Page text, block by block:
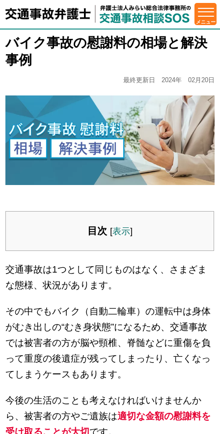
バイク事故の慰謝料の相場と解決
事例
最終更新日 2024年 02月20日
目次 [表示]
交通事故は1つとして同じものはなく、さまざま
な態様、状況があります。
その中でもバイク（自動二輪車）の運転中は身体
がむき出しの“むき身状態”になるため、交通事故
では被害者の方が脳や頸椎、脊髄などに重傷を負
って重度の後遺症が残ってしまったり、亡くなっ
てしまうケースもあります。
今後の生活のことも考えなければいけませんか
ら、被害者の方やご遺族は適切な金額の慰謝料を
受け取ることが大切です。